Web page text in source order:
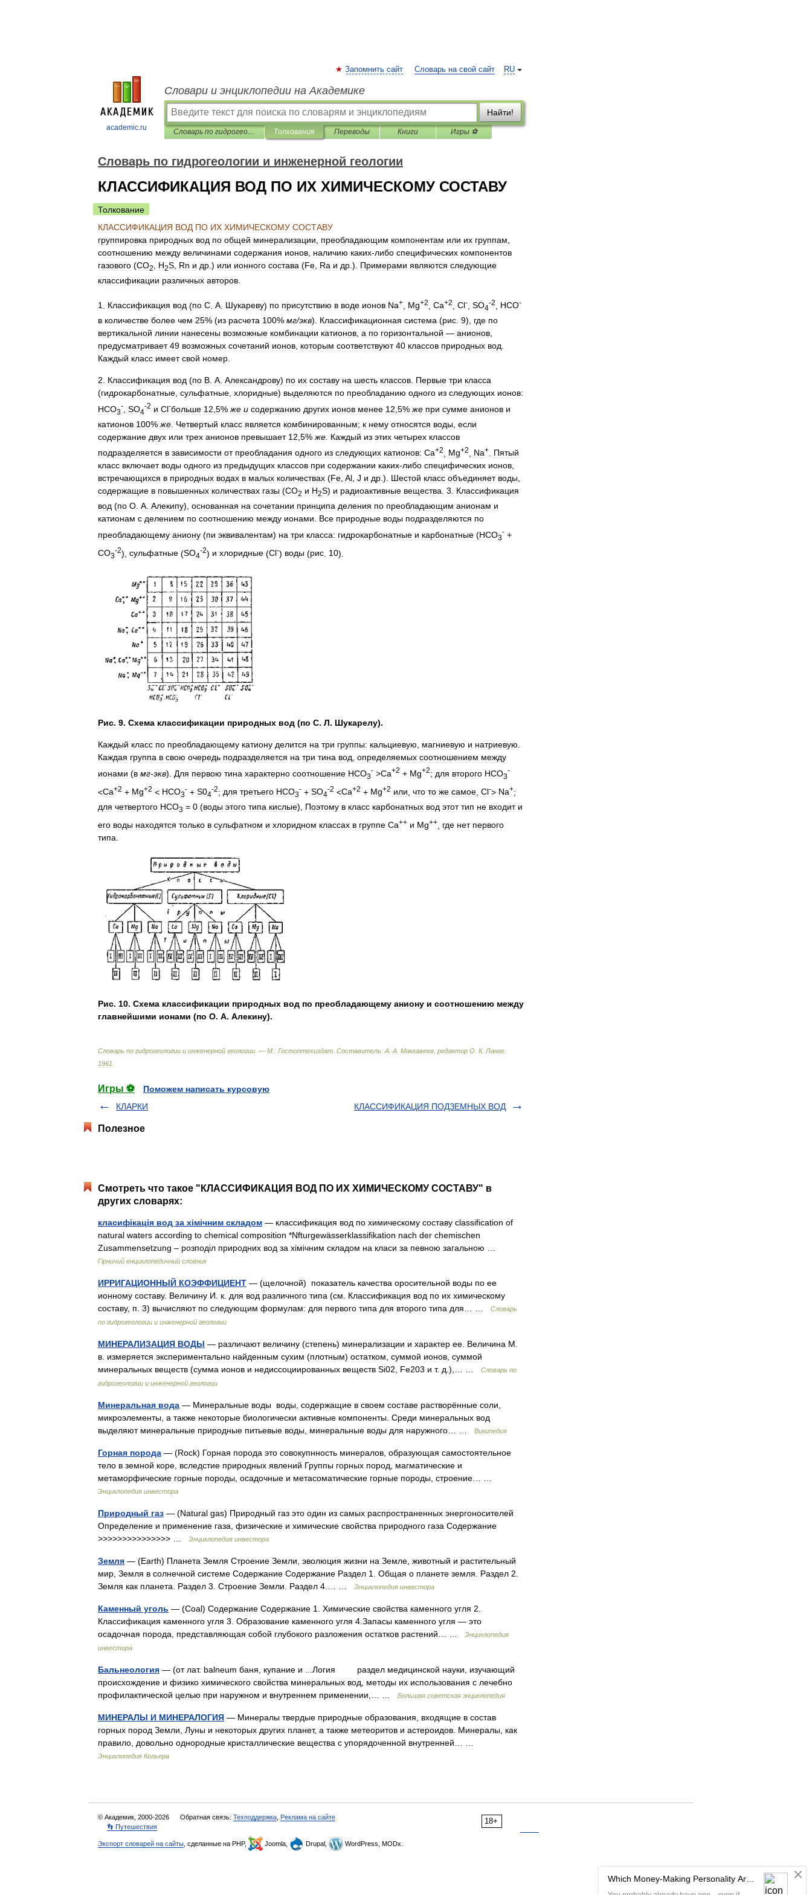
academic.ru
RU
Запомнить сайт Словарь на свой сайт
Словари и энциклопедии на Академике
Найти!
Словарь по гидрогеологии и инженерной геологии Толкования Переводы Книги Игры ⚽
Словарь по гидрогеологии и инженерной геологии
КЛАССИФИКАЦИЯ ВОД ПО ИХ ХИМИЧЕСКОМУ СОСТАВУ
Толкование
КЛАССИФИКАЦИЯ ВОД ПО ИХ ХИМИЧЕСКОМУ СОСТАВУ
группировка природных вод по общей минерализации преобладающим компонентам или их группам
соотношению между величинами содержания ионов наличию каких-либо специфических компонентов
газового (СO2 H2S Rn и др .) или ионного состава (Fe Ra и др .). Примерами являются следующие
классификации различных авторов
1 Классификация вод (по С А. Шукареву) по присутствию в воде ионов Na+ Mg+2 Са+2 Сl- SO4
-2 НСО-
в количестве более чем 25% (из расчета 100% мг/экв). Классификационная система (рис. 9), где по
вертикальной линии нанесены возможные комбинации катионов, а по горизонтальной — анионов,
предусматривает 49 возможных сочетаний ионов, которым соответствуют 40 классов природных вод.
Каждый класс имеет свой номер.
2. Классификация вод (по В. А. Александрову) по их составу на шесть классов. Первые три класса
(гидрокарбонатные, сульфатные, хлоридные) выделяются по преобладанию одного из следующих ионов:
НСО3
- SO4
-2 и Сl-больше 12 5% же и содержанию других ионов менее 12 5% же при сумме анионов и
катионов 100% же Четвертый класс является комбинированным; к нему относятся воды если
содержание двух или трех анионов превышает 12 5% же Каждый из этих четырех классов
подразделяется в зависимости от преобладания одного из следующих катионов: Са+2 Mg+2 Na+
Пятый
класс включает воды одного из предыдущих классов при содержании каких-либо специфических ионов,
встречающихся в природных водах в малых количествах (Fe, Al, J и др.). Шестой класс объединяет воды,
содержащие в повышенных количествах газы (СO2 и H2S) и радиоактивные вещества. 3. Классификация
вод (по О А Алекипу), основанная на сочетании принципа деления по преобладающим анионам и
катионам с делением по соотношению между ионами Все природные воды подразделяются по
преобладающему аниону (пи эквивалентам) на три класса: гидрокарбонатные и карбонатные (HСО3
- +
CO3
-2), сульфатные (SO4
-2) и хлоридные (Сl-) воды (рис 10).
Рис. 9. Схема классификации природных вод (по С. Л. Шукарелу).
Каждый класс по преобладающему катиону делится на три группы: кальциевую магниевую и натриевую
Каждая группа в свою очередь подразделяется на три тина вод определяемых соотношением между
ионами (в мг-экв). Для первою тина характерно соотношение HCO3
- >Са+2 + Мg+2; для второго HCO3
-
<Са+2 + Mg+2 < НСО3
- + S04
-2; для третьего HCO3
- + SO4
-2 <Ca+2 + Mg+2 или что то же самое Cl-> Na+;
для четвертого НСО3 = 0 (воды этого типа кислые), Поэтому в класс карбонатных вод этот тип не входит и
его воды находятся только в сульфатном и хлоридном классах в группе Са++ и Mg++ где нет первого
типа.
Рис. 10. Схема классификации природных вод по преобладающему аниону и соотношению между
главнейшими ионами (по О. А. Алекину).
Словарь по гидрогеологии и инженерной геологии. — М.: Гостоптехиздат. Составитель: А.А. Маккавеев, редактор О. К.Ланге.
1961.
Игры ⚽
Поможем написать курсовую
КЛАРКИ
КЛАССИФИКАЦИЯ ПОДЗЕМНЫХ ВОД
Полезное
Смотреть что такое "КЛАССИФИКАЦИЯ ВОД ПО ИХ ХИМИЧЕСКОМУ СОСТАВУ" в
других словарях:
класифікація вод за хімічним складом — классификация вод по химическому составу classification of
natural waters according to chemical composition *Nfturgewässerklassifikation nach der chemischen
Zusammensetzung – розподіл природних вод за хімічним складом на класи за певною загальною …
Гірничий енциклопедичний словник
ИРРИГАЦИОННЫЙ КОЭФФИЦИЕНТ — (щелочной) показатель качества оросительной воды по ее
ионному составу. Величину И. к. для вод различного типа (см. Классификация вод по их химическому
составу, п. 3) вычисляют по следующим формулам: для первого типа для второго типа для… …
Словарь
по гидрогеологии и инженерной геологии
МИНЕРАЛИЗАЦИЯ ВОДЫ — различают величину (степень) минерализации и характер ее. Величина М.
в. измеряется экспериментально найденным сухим (плотным) остатком, суммой ионов, суммой
минеральных веществ (сумма ионов и недиссоциированных веществ Si02, Fe203 и т. д.),… …
Словарь по
гидрогеологии и инженерной геологии
Минеральная вода — Минеральные воды воды, содержащие в своем составе растворённые соли,
микроэлементы, а также некоторые биологически активные компоненты. Среди минеральных вод
выделяют минеральные природные питьевые воды, минеральные воды для наружного… …
Википедия
Горная порода — (Rock) Горная порода это совокупнность минералов, образующая самостоятельное
тело в земной коре, вследстие природных явлений Группы горных пород, магматические и
метаморфические горные породы, осадочные и метасоматические горные породы, строение… …
Энциклопедия инвестора
Природный газ — (Natural gas) Природный газ это один из самых распространенных энергоносителей
Определение и применение газа, физические и химические свойства природного газа Содержание
>>>>>>>>>>>>>>> …
Энциклопедия инвестора
Земля — (Earth) Планета Земля Строение Земли, эволюция жизни на Земле, животный и растительный
мир, Земля в солнечной системе Содержание Содержание Раздел 1. Общая о планете земля. Раздел 2.
Земля как планета. Раздел 3. Строение Земли. Раздел 4.… …
Энциклопедия инвестора
Каменный уголь — (Coal) Содержание Содержание 1. Химические свойства каменного угля 2.
Классификация каменного угля 3. Образование каменного угля 4.Запасы каменного угля — это
осадочная порода, представляющая собой глубокого разложения остатков растений… …
Энциклопедия
инвестора
Бальнеология — (от лат. balneum баня, купание и ...Логия раздел медицинской науки, изучающий
происхождение и физико химического свойства минеральных вод, методы их использования с лечебно
профилактической целью при наружном и внутреннем применении,… …
Большая советская энциклопедия
МИНЕРАЛЫ И МИНЕРАЛОГИЯ — Минералы твердые природные образования, входящие в состав
горных пород Земли, Луны и некоторых других планет, а также метеоритов и астероидов. Минералы, как
правило, довольно однородные кристаллические вещества с упорядоченной внутренней… …
Энциклопедия Кольера
18+
© Академик, 2000-2026 Обратная связь: Техподдержка, Реклама на сайте
👣 Путешествия
Экспорт словарей на сайты, сделанные на PHP, Joomla, Drupal, WordPress, MODx.